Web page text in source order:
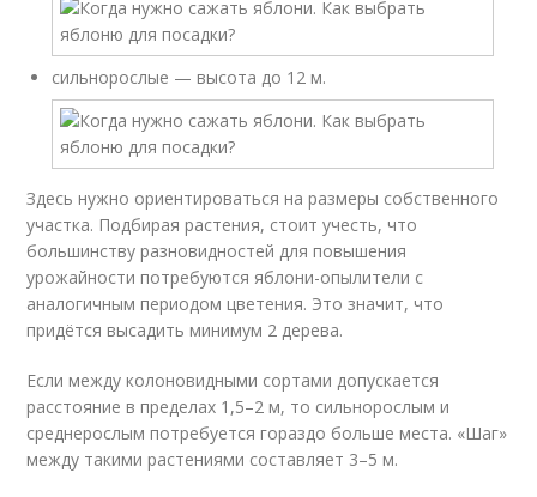
сильнорослые — высота до 12 м.
Здесь нужно ориентироваться на размеры собственного
участка. Подбирая растения, стоит учесть, что
большинству разновидностей для повышения
урожайности потребуются яблони-опылители с
аналогичным периодом цветения. Это значит, что
придётся высадить минимум 2 дерева.
Если между колоновидными сортами допускается
расстояние в пределах 1,5–2 м, то сильнорослым и
среднерослым потребуется гораздо больше места. «Шаг»
между такими растениями составляет 3–5 м.